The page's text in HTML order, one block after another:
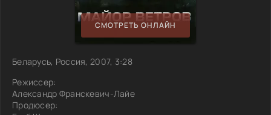
СМОТРЕТЬ ОНЛАЙН
Беларусь, Россия, 2007, 3:28
Режиссер:
Александр Франскевич-Лайе
Продюсер: